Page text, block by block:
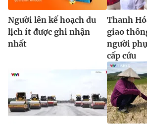
Người lên kế hoạch du
lịch ít được ghi nhận
nhất
Thanh
giao
người
cấp cứu